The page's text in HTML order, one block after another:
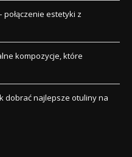
estetyki z
kompozycje, które
dobrać najlepsze otuliny na